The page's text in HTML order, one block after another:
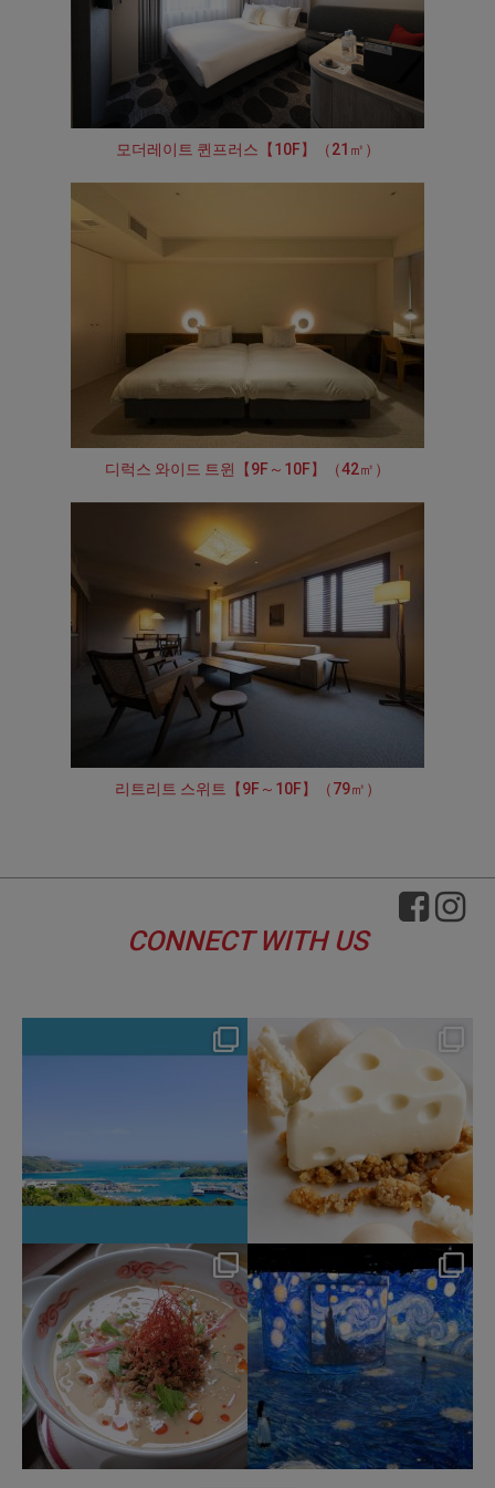
모더레이트 퀸프러스【10F】（21㎡）
디럭스 와이드 트윈【9F～10F】（42㎡）
리트리트 스위트【9F～10F】（79㎡）
CONNECT WITH US
Aug 4
hotel_jalcity
Jul 29
hotel_jalcity
Jul 22
207 1
hotel_jalcity
Jul 9
260 0